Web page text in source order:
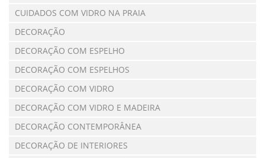
CUIDADOS COM VIDRO NA PRAIA
DECORAÇÃO
DECORAÇÃO COM ESPELHO
DECORAÇÃO COM ESPELHOS
DECORAÇÃO COM VIDRO
DECORAÇÃO COM VIDRO E MADEIRA
DECORAÇÃO CONTEMPORÂNEA
DECORAÇÃO DE INTERIORES